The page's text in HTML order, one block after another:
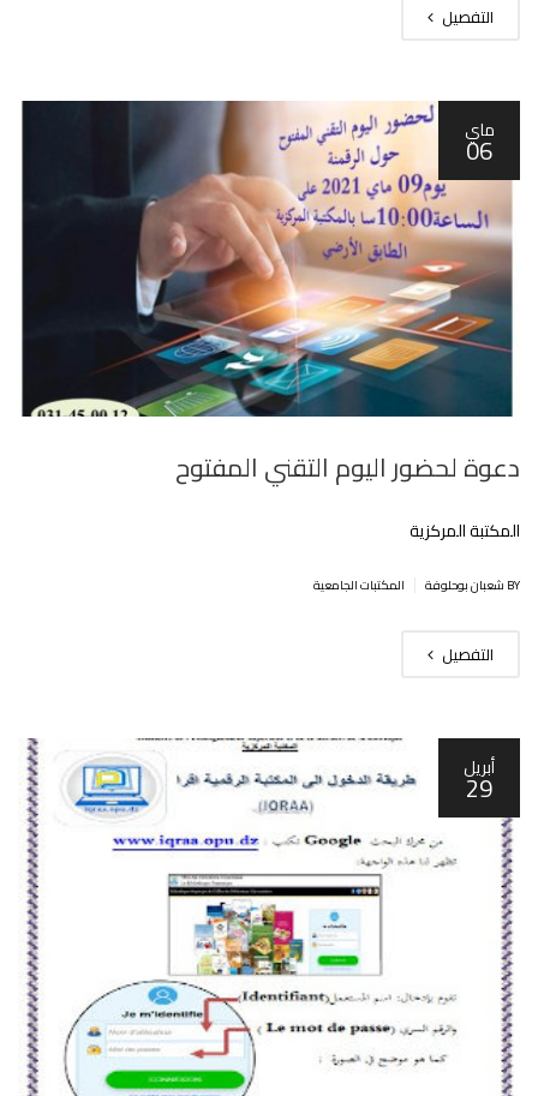
التفصيل
ماي
06
دعوة لحضور اليوم التقني المفتوح
المكتبة المركزية
BY شعبان بوحلوفة المكتبات الجامعية
التفصيل
أبريل
29